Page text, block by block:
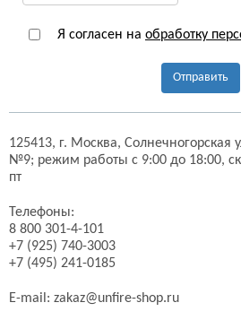
Я согласен на обработку
Отправить
125413, г. Москва, Солнечногорская
№9; режим работы с 9:00 до 18:00,
пт
Телефоны:
8 800 301-4-101
+7 (925) 740-3003
+7 (495) 241-0185
E-mail: zakaz@unfire-shop.ru